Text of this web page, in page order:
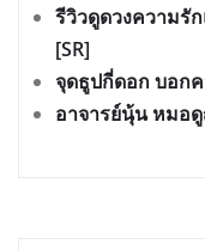
รีวิวดูดวงความรั
[SR]
จุดธูปกี่ดอก บอก
อาจารย์นุ้น หมอ